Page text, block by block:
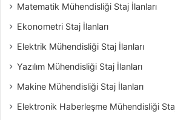
Matematik Mühendisliği Staj İlanları
Ekonometri Staj İlanları
Elektrik Mühendisliği Staj İlanları
Yazılım Mühendisliği Staj İlanları
Makine Mühendisliği Staj İlanları
Elektronik Haberleşme Mühendisliği